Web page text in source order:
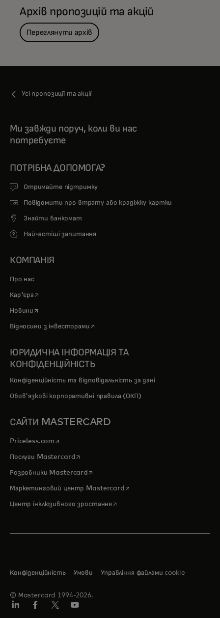
Архів пропозицій та акцій
Переглянути архів
Усі пропозиції та акції
Ми завжди поруч, коли ви нас
потребуєте
ПОТРІБНА ДОПОМОГА?
Отримайте підтримку
Повідомити про втрату або крадіжку картки
Знайти банкомат
Найчастіші запитання
КОМПАНІЯ
Про нас
Кар'єра opens in a new tab
Новини opens in a new tab
Відносини з інвесторамиopens in a new tab
ЮРИДИЧНА ІНФОРМАЦІЯ ТА
КОНФІДЕНЦІЙНІСТЬ
Конфіденційність та відповідальність за дані
Обов'язкові корпоративні правила (ОКП)
САЙТИ MASTERCARD
Priceless.com opens in a new tab
Послуги Mastercardopens in a new tab
Розробники Mastercard opens in a new tab
Маркетинговий центр Mastercardopens in a new tab
Центр інклюзивного зростання opens in a new tab
© Мastercard 1994-2026.
Конфіденційність Умови Управління файлами cookie